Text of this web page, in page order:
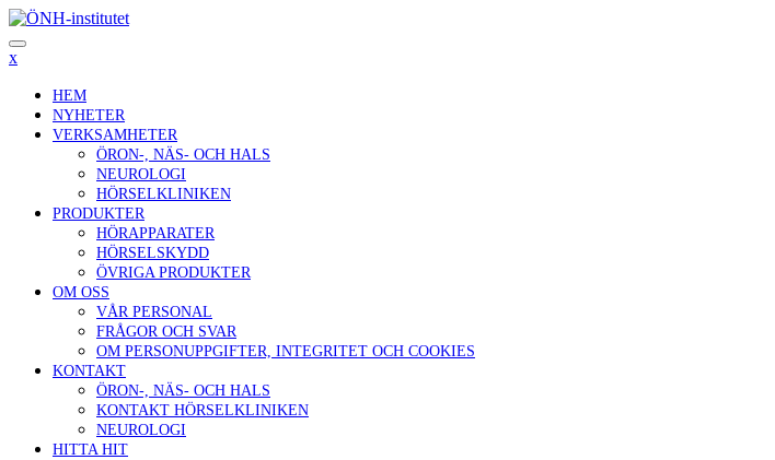
Skip
to
content
x
HEM
NYHETER
VERKSAMHETER
ÖRON-, NÄS- OCH HALS
NEUROLOGI
HÖRSELKLINIKEN
PRODUKTER
HÖRAPPARATER
HÖRSELSKYDD
ÖVRIGA PRODUKTER
OM OSS
VÅR PERSONAL
FRÅGOR OCH SVAR
OM PERSONUPPGIFTER, INTEGRITET OCH COOKIES
KONTAKT
ÖRON-, NÄS- OCH HALS
KONTAKT HÖRSELKLINIKEN
NEUROLOGI
HITTA HIT